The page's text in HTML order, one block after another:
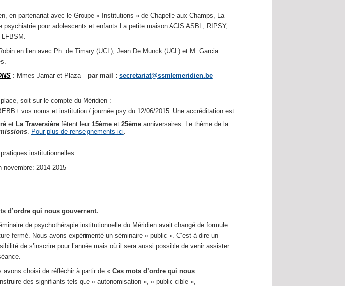
en partenariat avec le Groupe « Institutions » de Chapelle-aux-Champs, La
psychiatrie pour adolescents et enfants La petite maison ACIS ASBL, RIPSY,
LFBSM.
en lien avec Ph. de Timary (UCL), Jean De Munck (UCL) et M. Garcia
: Mmes Jamar et Plaza – par mail : secretariat@ssmlemeridien.be
soit sur le compte du Méridien :
vos noms et institution / journée psy du 12/06/2015. Une accréditation est demandée.
et La Traversièrefêtent leur 15èmeet 25èmeanniversaires. Le thème de la
. Pour plus de renseignements ici.
institutionnelles
novembre: 2014-2015
d’ordre qui nous gouvernent.
de psychothérapie institutionnelle du Méridien avait changé de formule.
fermé. Nous avons expérimenté un séminaire « public ». C’est-à-dire un
de s’inscrire pour l’année mais où il sera aussi possible de venir assister
avons choisi de réfléchir à partir de «Ces mots d’ordre qui nous
des signifiants tels que « autonomisation », « public cible »,